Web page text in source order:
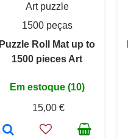
Art puzzle
1500 peças
Puzzle Roll Mat up to
1500 pieces Art
Em estoque (10)
15,00 €